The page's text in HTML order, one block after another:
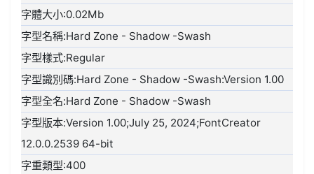
字體大小:0.02Mb
字型名稱:Hard Zone - Shadow -Swash
字型樣式:Regular
字型識別碼:Hard Zone - Shadow -Swash:Version 1.00
字型全名:Hard Zone - Shadow -Swash
字型版本:Version 1.00;July 25, 2024;FontCreator
12.0.0.2539 64-bit
字重類型:400